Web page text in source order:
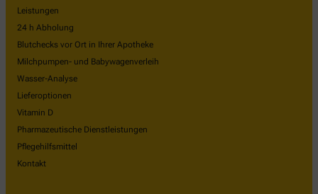
Leistungen
24 h Abholung
Blutchecks vor Ort in Ihrer Apotheke
Milchpumpen- und Babywagenverleih
Wasser-Analyse
Lieferoptionen
Vitamin D
Pharmazeutische Dienstleistungen
Pflegehilfsmittel
Kontakt